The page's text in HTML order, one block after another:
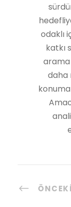
odaklı
katkı
daha
ÖNCEKI